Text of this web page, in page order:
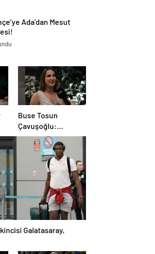
Ada’dan Mesut
Buse Tosun
Çavuşoğlu:
Türkiye’ye birden
fazla madalya
getireceğine
inanıyorum
Galatasaray,